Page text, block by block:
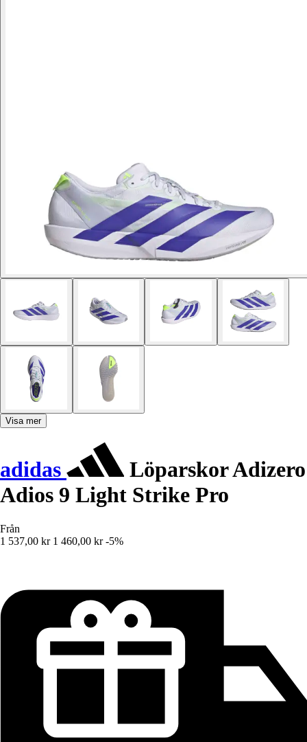
Visa mer
adidas
Löparskor Adizero
Adios 9 Light Strike Pro
Från
1 537,00 kr 1 460,00 kr -5%